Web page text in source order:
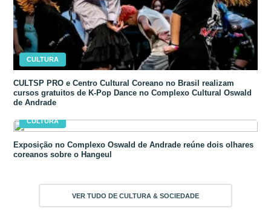
CULTURA
CULTSP PRO e Centro Cultural Coreano no Brasil realizam
cursos gratuitos de K-Pop Dance no Complexo Cultural Oswald
de Andrade
CULTURA
Exposição no Complexo Oswald de Andrade reúne dois olhares
coreanos sobre o Hangeul
VER TUDO DE CULTURA & SOCIEDADE